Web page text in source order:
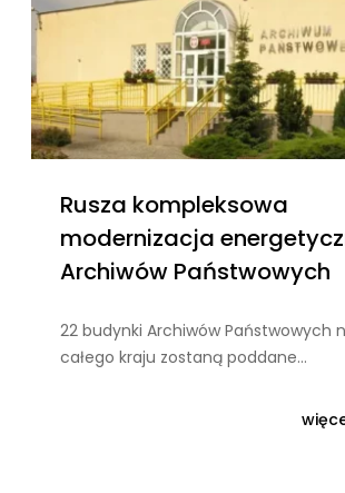
Rusza kompleksowa
modernizacja
Archiwów Państwowych
22 budynki Archiwów Państwowych
całego kraju zostaną poddane…